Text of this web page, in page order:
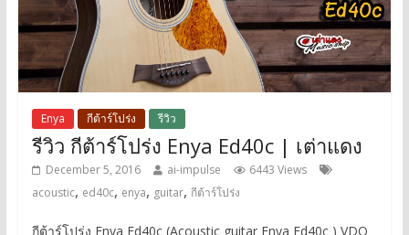
Enya กีต้าร์โปร่ง รีวิว
รีวิว กีต้าร์โปร่ง Enya Ed40c | เต่าแดง
December 5, 2016 ai-impulse
6443 Views
acoustic, ed40c, enya, guitar, กีต้าร์โปร่ง
กีต้าร์โปร่ง Enya Ed40c (Acoustic guitar Enya Ed40c ) VDO